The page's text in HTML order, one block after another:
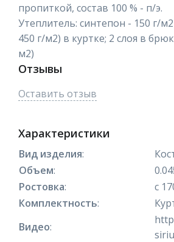
пропиткой, состав 100 % - п/э.
Утеплитель: синтепон - 150 г/
450 г/м2) в куртке; 2 слоя в
м2)
Отзывы
Оставить отзыв
Характеристики
Вид изделия:
Объем:
Ростовка:
с
Комплектность:
Видео: